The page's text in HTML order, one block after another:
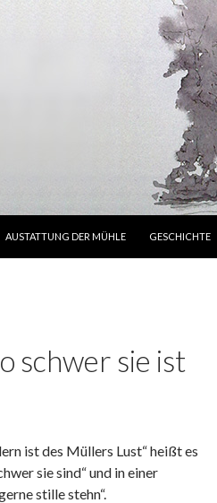
AUSTATTUNG DER MÜHLE GESCHICHTE
schwer sie ist
ist des Müllers Lust“ heißt es
sie sind“ und in einer
stille stehn“.